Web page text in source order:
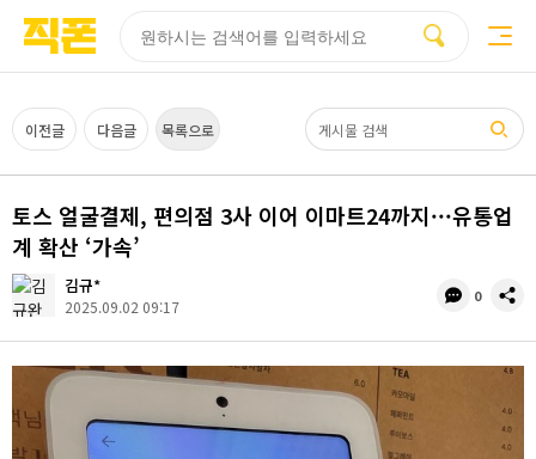
이전글 다음글 목록으로
토스 얼굴결제, 편의점 3사 이어 이마트24까지···유통업
계 확산 ‘가속’
김규*
2025.09.02 09:17
댓
수
0
공
페이지
페이지
페이지
페이지